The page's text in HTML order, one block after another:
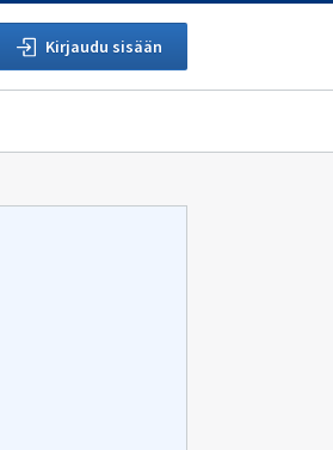
Kirjaudu sisään